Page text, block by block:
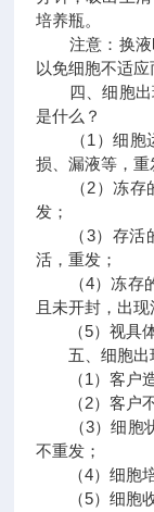
培养瓶。
注意：换液
以免细胞不适应
四、细胞出
是什么？
（1）细胞运
损、漏液等，重
（2）冻存的
发；
（3）存活的
活，重发；
（4）冻存的
且未开封，出现
（5）视具体
五、细胞出现
（1）客户造
（2）客户不
（3）细胞状
不重发；
（4）细胞培
（5）细胞收